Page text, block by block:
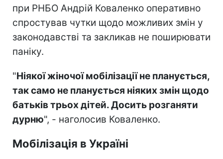
при РНБО Андрій Коваленко оперативно
спростував чутки щодо можливих змін у
законодавстві та закликав не поширювати
паніку.
"Ніякої жіночої мобілізації не планується,
так само не планується ніяких змін щодо
батьків трьох дітей. Досить розганяти
дурню", - наголосив Коваленко.
Мобілізація в Україні